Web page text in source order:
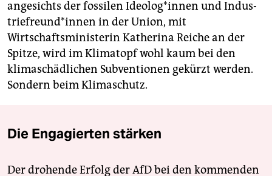
angesichts der fossilen Ideo­lo­g*in­nen und In­dus­
trie­freun­d*in­nen in der Union, mit
Wirtschaftsministerin Katherina Reiche an der
Spitze, wird im Klimatopf wohl kaum bei den
klimaschädlichen Subventionen gekürzt werden.
Sondern beim Klimaschutz.
Die Engagierten stärken
Der drohende Erfolg der AfD bei den kommenden